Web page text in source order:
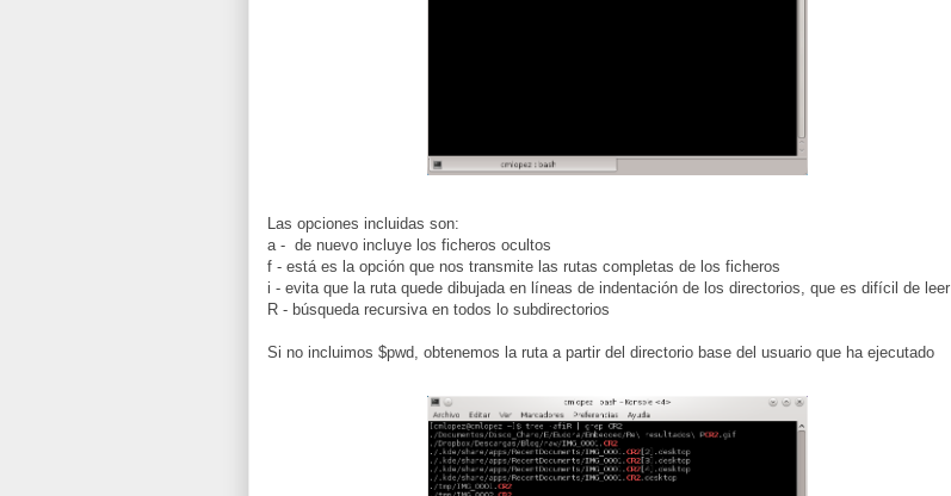
Las opciones incluidas son:
a - de nuevo incluye los ficheros ocultos
f - está es la opción que nos transmite las rutas completas de los ficheros
i - evita que la ruta quede dibujada en líneas de indentación de los directorios, que es difícil de leer
R - búsqueda recursiva en todos lo subdirectorios
Si no incluimos $pwd, obtenemos la ruta a partir del directorio base del usuario que ha ejecutado